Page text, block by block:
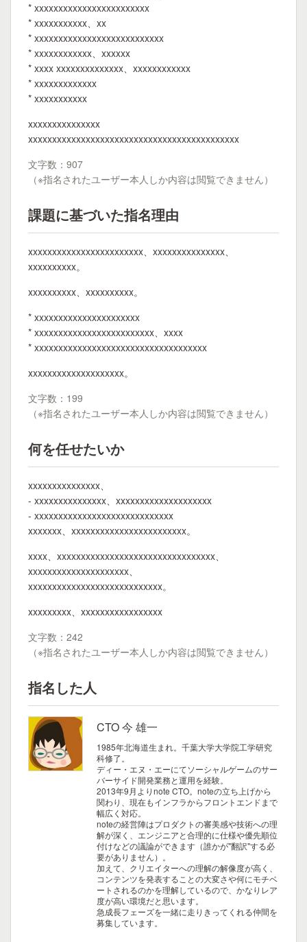
* xxxxxxxxxxxxxxxxxxxxxxxx
* xxxxxxxxxxx、xx
* xxxxxxxxxxxxxxxxxxxxxxxxxxx
* xxxxxxxxxxxx、xxxxxx
* xxxx xxxxxxxxxxxxxx、xxxxxxxxxxxx
* xxxxxxxxxxxxx
* xxxxxxxxxxx
xxxxxxxxxxxxxxx
xxxxxxxxxxxxxxxxxxxxxxxxxxxxxxxxxxxxxxxxxxxx
文字数：907
（※指名されたユーザー本人しか内容は閲覧できません）
課題に基づいた指名理由
xxxxxxxxxxxxxxxxxxxxxxxx、xxxxxxxxxxxxxxx、
xxxxxxxxxx。
xxxxxxxxxx、xxxxxxxxxx。
* xxxxxxxxxxxxxxxxxxxxxx
* xxxxxxxxxxxxxxxxxxxxxxxxx、xxxx
* xxxxxxxxxxxxxxxxxxxxxxxxxxxxxxxxxxxx
xxxxxxxxxxxxxxxxxxxx。
文字数：199
（※指名されたユーザー本人しか内容は閲覧できません）
何を任せたいか
xxxxxxxxxxxxxxx、
- xxxxxxxxxxxxxxx、xxxxxxxxxxxxxxxxxxxx
- xxxxxxxxxxxxxxxxxxxxxxxxxxxxx
xxxxxxx、xxxxxxxxxxxxxxxxxxxxxxxx。
xxxx、xxxxxxxxxxxxxxxxxxxxxxxxxxxxxxxxx、
xxxxxxxxxxxxxxxxxxxxx、
xxxxxxxxxxxxxxxxxxxxxxxxxxxx。
xxxxxxxxx、xxxxxxxxxxxxxxxxx
文字数：242
（※指名されたユーザー本人しか内容は閲覧できません）
指名した人
CTO 今 雄一
1985年北海道生まれ。千葉大学大学院工学研究
科修了。
ディー・エヌ・エーにてソーシャルゲームのサー
バーサイド開発業務と運用を経験。
2013年9月よりnote CTO。noteの立ち上げから
関わり、現在もインフラからフロントエンドまで
幅広く対応。
noteの経営陣はプロダクトの審美感や技術への理
解が深く、エンジニアと合理的に仕様や優先順位
付けなどの議論ができます（誰かが"翻訳"する必
要がありません）。
加えて、クリエイターへの理解の解像度が高く、
コンテンツを発表することの大変さや何にモチベ
ートされるのかを理解しているので、かなりレア
度が高い環境だと思います。
急成長フェーズを一緒に走りきってくれる仲間を
募集しています。